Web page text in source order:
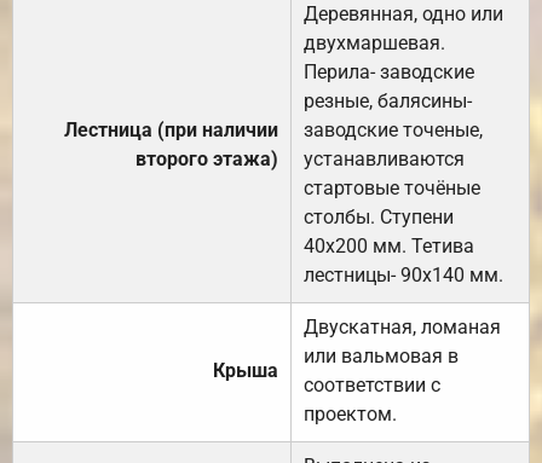
Лестница (при наличии
второго этажа)
Деревянная, одно или
двухмаршевая.
Перила- заводские
резные, балясины-
заводские точеные,
устанавливаются
стартовые точёные
столбы. Ступени
40х200 мм. Тетива
лестницы- 90х140 мм.
Крыша
Двускатная, ломаная
или вальмовая в
соответствии с
проектом.